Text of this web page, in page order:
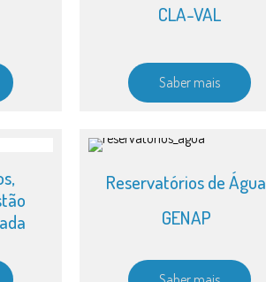
CLA-VAL
Saber mais
Reservatórios de Água
GENAP